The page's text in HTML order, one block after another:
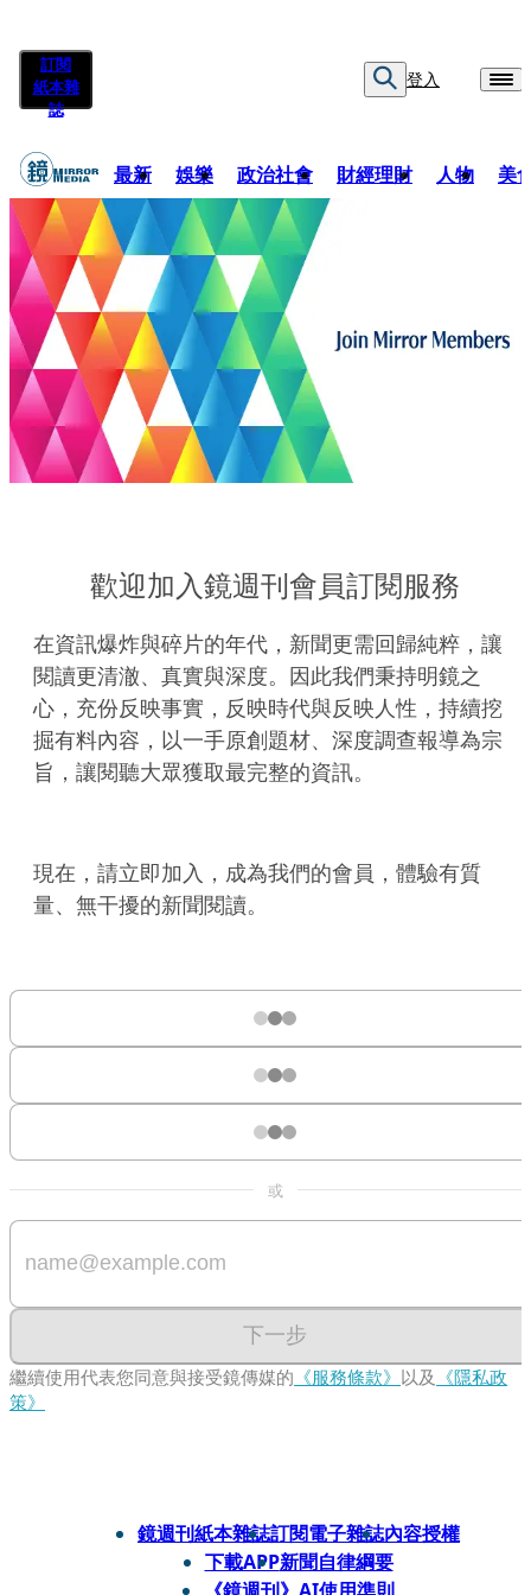
訂閱
紙本雜
誌
登入
最新 娛樂 政治社會 財經理財 人物 美
歡迎加入鏡週刊會員訂閱服務
在資訊爆炸與碎片的年代，新聞更需回歸純粹，讓
閱讀更清澈、真實與深度。因此我們秉持明鏡之
心，充份反映事實，反映時代與反映人性，持續挖
掘有料內容，以一手原創題材、深度調查報導為宗
旨，讓閱聽大眾獲取最完整的資訊。
現在，請立即加入，成為我們的會員，體驗有質
量、無干擾的新聞閱讀。
或
下一步
繼續使用代表您同意與接受鏡傳媒的 《服務條款》 以及 《隱私政
策》
鏡週刊紙本雜誌訂閱電子雜誌內容授權
下載APP新聞自律綱要